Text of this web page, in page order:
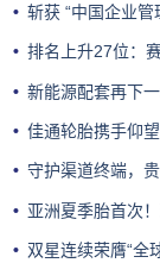
斩获 “中国企业管理奥斯卡
排名上升27位：赛轮跻身《
新能源配套再下一城！玲
佳通轮胎携手仰望U9X亮相古
守护渠道终端，贵州轮胎前
亚洲夏季胎首次！玛吉斯
双星连续荣膺“全